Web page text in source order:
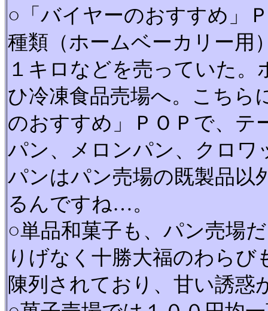
○「バイヤーのおすすめ」
種類（ホームベーカリー用
１キロなどを売っていた
ひ冷凍食品売場へ。こちら
のおすすめ」ＰＯＰで、テ
パン、メロンパン、クロワ
パンはパン売場の既製品以
るんですね…。
○単品和菓子も、パン売場
りげなく十勝大福のわらび
陳列されており、甘い誘